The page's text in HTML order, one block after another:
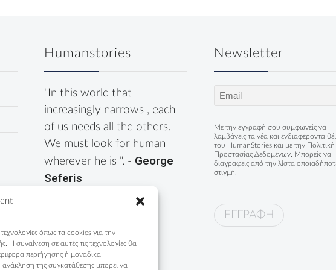
όπως τα cookies για την
συναίνεση σε αυτές τις τεχνολογίες θα
περιήγησης ή μοναδικά
της συγκατάθεσης μπορεί να
Humanstories
"In this world that
increasingly narrows , each
of us needs all the others.
We must look for human
wherever he is ". - George
Seferis
Newsletter
Email
Με την εγγραφή σου συμφωνείς να
λαμβάνεις τα νέα και ενδιαφέροντα
του HumanStories και με την
Πολιτική
Προστασίας Δεδομένων. Μπορείς να
διαγραφείς από την λίστα
στιγμή.